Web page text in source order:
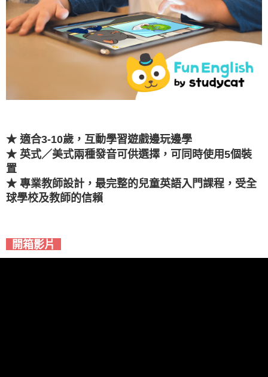
★ 適合3-10歲，互動學習遊戲邊玩邊學
★ 英式／美式兩種發音可供選擇，可同時使用5個裝
置
★ 專業教師設計，最完整的兒童英語入門課程，受全
球學校及教師的信賴
開箱影片